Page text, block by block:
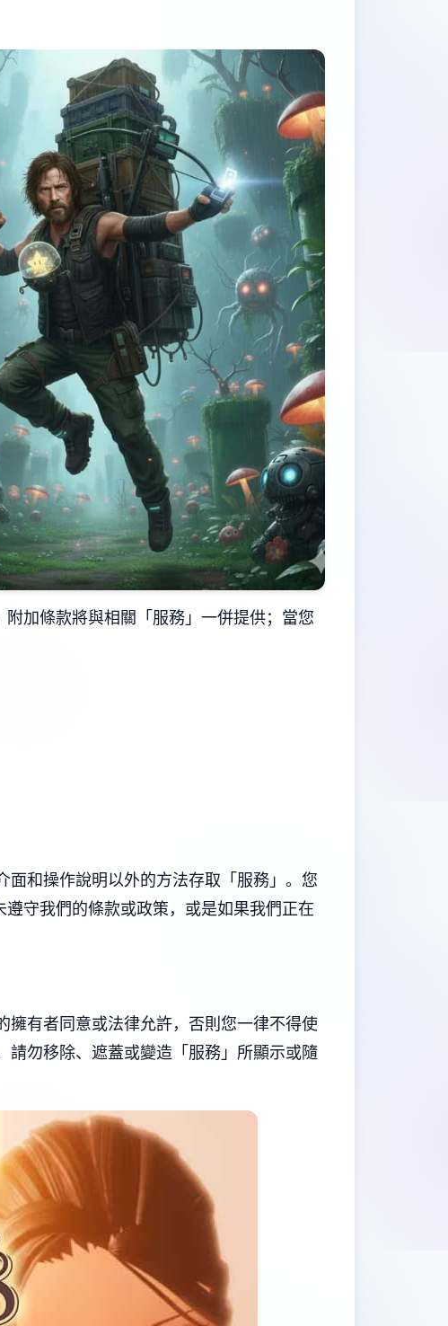
加條款將與相關「服務」一併提供；當您
和操作說明以外的方法存取「服務」。您
守我們的條款或政策，或是如果我們正在
擁有者同意或法律允許，否則您一律不得使
請勿移除、遮蓋或變造「服務」所顯示或隨